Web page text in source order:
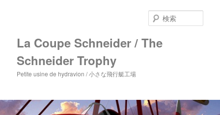
移
動
動
La Coupe Schneider / The
Schneider Trophy
Petite usine de hydravion / 小さな飛行艇工場
索